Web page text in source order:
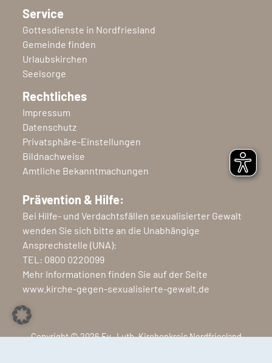
Service
Gottesdienste in Nordfriesland
Gemeinde finden
Urlaubskirchen
Seelsorge
Rechtliches
Impressum
Datenschutz
Privatsphäre-Einstellungen
Bildnachweise
Amtliche Bekanntmachungen
Prävention & Hilfe:
Bei Hilfe- und Verdachtsfällen sexualisierter Gewalt
wenden Sie sich bitte an die Unabhängige
Ansprechstelle (UNA):
TEL: 0800 0220099
Mehr Informationen finden Sie auf der Seite
www.kirche-gegen-sexualisierte-gewalt.de
Copyright © 2026 Ev.-Luth. Kirchenkreis Nordfriesland